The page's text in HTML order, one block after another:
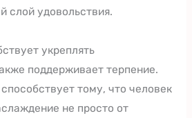
слой удовольствия.
укреплять
поддерживает терпение.
тому, что человек
не просто от